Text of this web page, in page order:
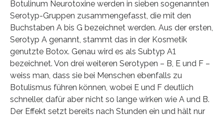
Botulinum Neurotoxine werden in sieben sogenannten
Serotyp-Gruppen zusammengefasst, die mit den
Buchstaben A bis G bezeichnet werden. Aus der ersten,
Serotyp A genannt, stammt das in der Kosmetik
genutzte Botox. Genau wird es als Subtyp A1
bezeichnet. Von drei weiteren Serotypen – B, E und F –
weiss man, dass sie bei Menschen ebenfalls zu
Botulismus führen können, wobei E und F deutlich
schneller, dafür aber nicht so lange wirken wie A und B.
Der Effekt setzt bereits nach Stunden ein und hält nur